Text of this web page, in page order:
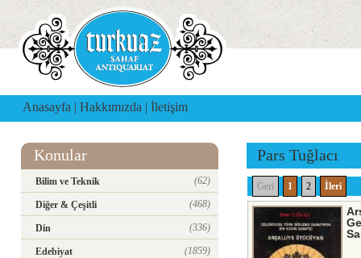
Anasayfa | Hakkımızda | İletişim
Konular
Bilim ve Teknik (62)
Diğer & Çeşitli (468)
Din (336)
Edebiyat (1859)
Pars Tuğlacı
Geri 1 2 İleri